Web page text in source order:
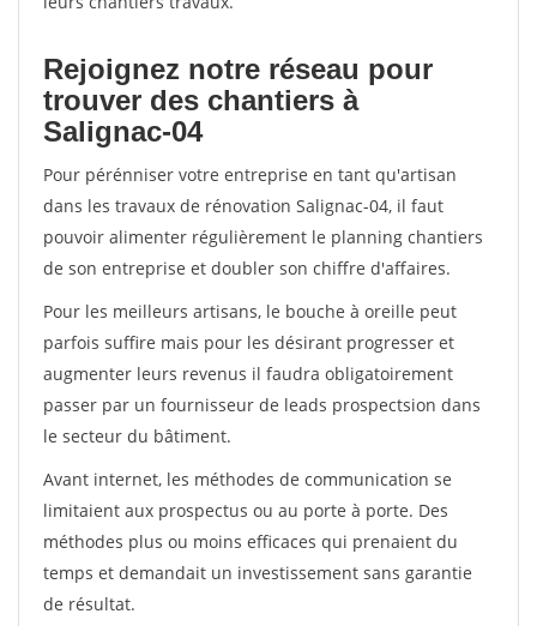
Rejoignez notre réseau pour
trouver des chantiers à
Salignac-04
Pour pérénniser votre entreprise en tant qu'artisan
dans les travaux de rénovation Salignac-04, il faut
pouvoir alimenter régulièrement le planning chantiers
de son entreprise et doubler son chiffre d'affaires.
Pour les meilleurs artisans, le bouche à oreille peut
parfois suffire mais pour les désirant progresser et
augmenter leurs revenus il faudra obligatoirement
passer par un fournisseur de leads prospectsion dans
le secteur du bâtiment.
Avant internet, les méthodes de communication se
limitaient aux prospectus ou au porte à porte. Des
méthodes plus ou moins efficaces qui prenaient du
temps et demandait un investissement sans garantie
de résultat.